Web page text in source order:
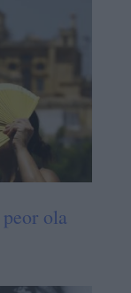
ola